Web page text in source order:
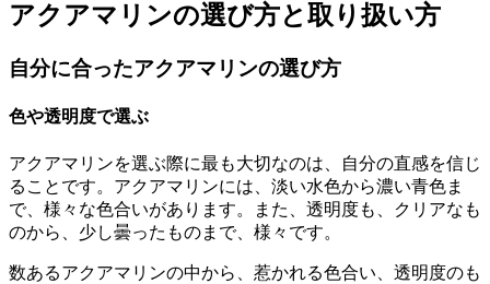
アクアマリンの選び方と取り扱い方
自分に合ったアクアマリンの選び方
色や透明度で選ぶ
アクアマリンを選ぶ際に最も大切なのは、自分の直感を信じ
ることです。アクアマリンには、淡い水色から濃い青色ま
で、様々な色合いがあります。また、透明度も、クリアなも
のから、少し曇ったものまで、様々です。
数あるアクアマリンの中から、惹かれる色合い、透明度のも